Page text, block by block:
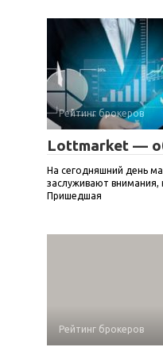
Рейтинг брокеров
Lottmarket —
На сегодняшний день
заслуживают
Пришедшая
Рейтинг брокеров